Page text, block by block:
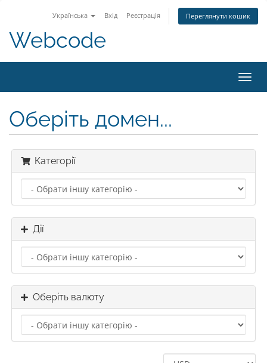
Українська Вхід Реєстрація Переглянути кошик
Webcode
Оберіть домен...
Категорії
Дії
Оберіть валюту